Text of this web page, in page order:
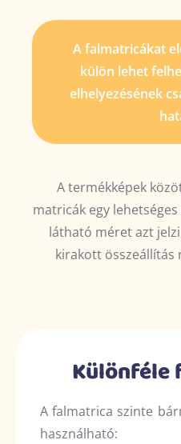
A falmatricákat
külön lehet
elhelyezésének
A termékképek
matricák egy
látható méret azt
kirakott összeállítás
Különféle
A falmatrica szinte
használható: